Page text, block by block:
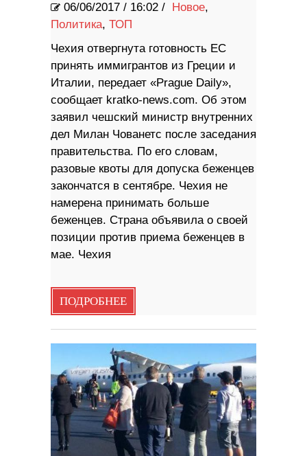
06/06/2017 / 16:02 / Новое,
Политика, ТОП
Чехия отвергнута готовность ЕС
принять иммигрантов из Греции и
Италии, передает «Prague Daily»,
сообщает kratko-news.com. Об этом
заявил чешский министр внутренних
дел Милан Чованетс после заседания
правительства. По его словам,
разовые квоты для допуска беженцев
закончатся в сентябре. Чехия не
намерена принимать больше
беженцев. Страна объявила о своей
позиции против приема беженцев в
мае. Чехия
ПОДРОБНЕЕ